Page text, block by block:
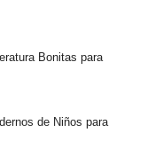
Bonitas para
de Niños para